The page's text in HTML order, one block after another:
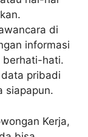
di
informasi
berhati-hati.
pribadi
siapapun.
Kerja,